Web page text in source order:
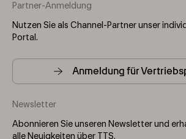
Partner-Anmeldung
Nutzen Sie als Channel-Partner unser
Portal.
Anmeldung für
Newsletter
Abonnieren Sie unseren Newsletter und
alle Neuigkeiten über TTS.